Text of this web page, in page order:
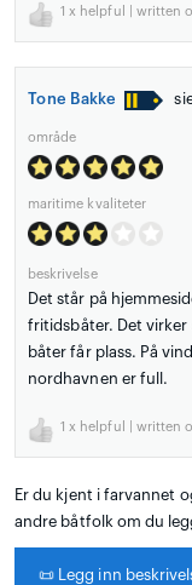
1 x helpful | written
Tone Bakke
område
maritime kvaliteter
beskrivelse
Det står på
fritidsbåter. Det virker
båter får plass. På
nordhavnen er full.
1 x helpful | written
Er du kjent i farvannet
andre båtfolk om du
📜 Legg inn